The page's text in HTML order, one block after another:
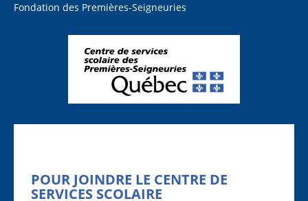
Fondation des Premières-Seigneuries
POUR JOINDRE LE CENTRE DE
SERVICES SCOLAIRE